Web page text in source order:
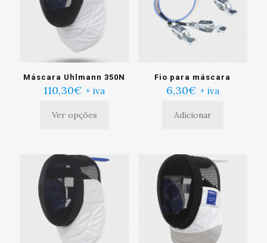
Máscara Uhlmann 350N
110,30€ + iva
Ver opções
Este
múltiplas
variantes.
As
opções
podem
ser
escolhidas
Fio para máscara
6,30€ + iva
Adicionar